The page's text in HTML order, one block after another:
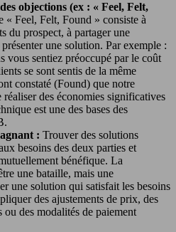
objections (ex : « Feel, Felt,
« Feel, Felt, Found » consiste à
du prospect, à partager une
une solution. Par exemple :
vous sentiez préoccupé par le coût
se sont sentis de la même
constaté (Found) que notre
des économies significatives
est une des bases des
: Trouver des solutions
besoins des deux parties et
bénéfique. La
une bataille, mais une
une solution qui satisfait les besoins
des ajustements de prix, des
ou des modalités de paiement